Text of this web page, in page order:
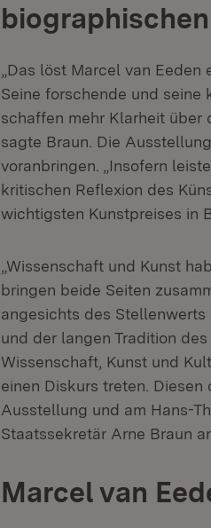
„Das löst Marcel van
Seine forschende und seine
schaffen mehr Klarheit über
sagte Braun. Die
voranbringen. „Insofern
kritischen Reflexion des
wichtigsten Kunstpreises in
„Wissenschaft und Kunst
bringen beide Seiten
angesichts des Stellenwerts
und der langen Tradition
Wissenschaft, Kunst und
einen Diskurs treten.
Ausstellung und am Hans-
Staatssekretär Arne Braun
Marcel van